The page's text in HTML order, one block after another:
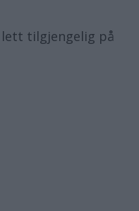
tilgjengelig på